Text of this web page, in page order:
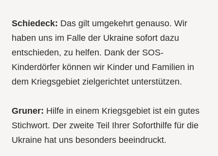
Schiedeck: Das gilt umgekehrt genauso. Wir
haben uns im Falle der Ukraine sofort dazu
entschieden, zu helfen. Dank der SOS-
Kinderdörfer können wir Kinder und Familien in
dem Kriegsgebiet zielgerichtet unterstützen.
Gruner: Hilfe in einem Kriegsgebiet ist ein gutes
Stichwort. Der zweite Teil Ihrer Soforthilfe für die
Ukraine hat uns besonders beeindruckt.